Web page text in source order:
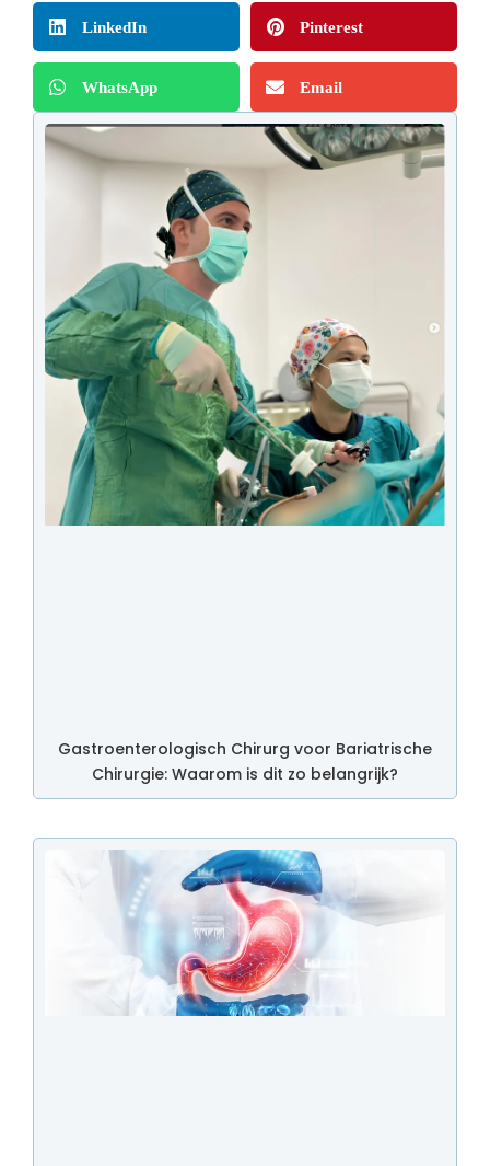
LinkedIn Pinterest
WhatsApp Email
Gastroenterologisch Chirurg voor Bariatrische
Chirurgie: Waarom is dit zo belangrijk?